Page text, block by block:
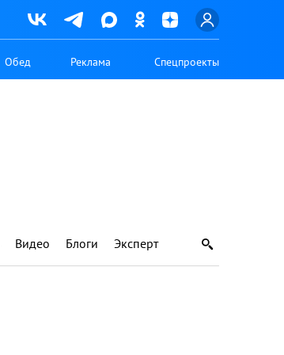
Обед Реклама Спецпроекты
Видео Блоги Эксперт